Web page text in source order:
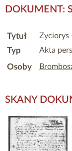
DOKUMENT:
Tytuł Zyciorys
Typ Akta
Osoby
SKANY